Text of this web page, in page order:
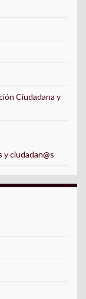
Ciudadana y
y ciudadan@s